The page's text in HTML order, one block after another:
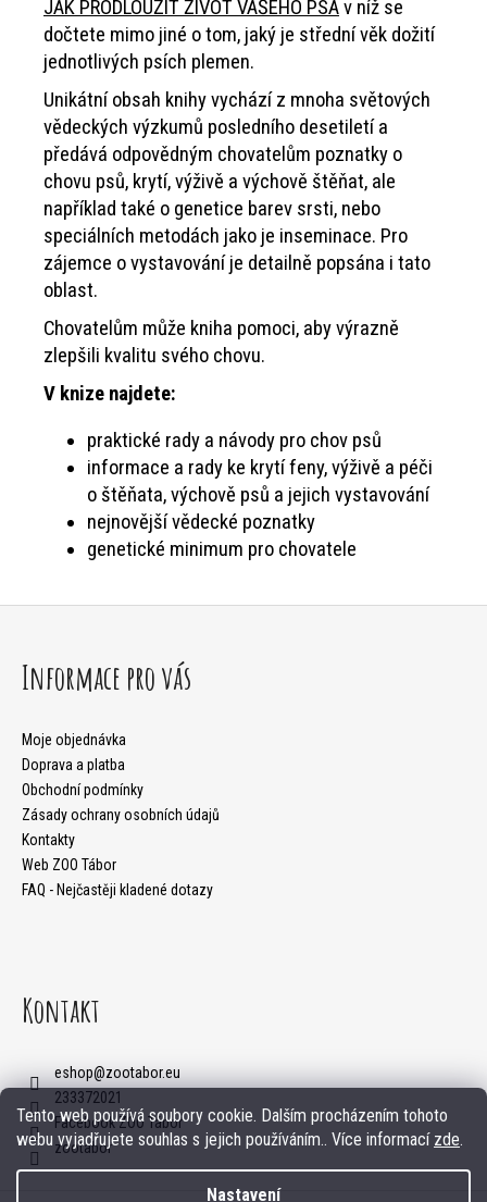
Tento web používá soubory cookie. Dalším procházením tohoto
webu vyjadřujete souhlas s jejich používáním.. Více informací zde.
Nastavení
JAK PRODLOUŽIT ŽIVOT VAŠEHO PSAv níž se
dočtete mimo jiné o tom, jaký je střední věk dožití
jednotlivých psích plemen.
Unikátní obsah knihy vychází z mnoha světových
vědeckých výzkumů posledního desetiletí a
předává odpovědným chovatelům poznatky o
chovu psů, krytí, výživě a výchově štěňat, ale
například také o genetice barev srsti, nebo
speciálních metodách jako je inseminace. Pro
zájemce o vystavování je detailně popsána i tato
oblast.
Chovatelům může kniha pomoci, aby výrazně
zlepšili kvalitu svého chovu.
V knize najdete:
praktické rady a návody pro chov psů
informace a rady ke krytí feny, výživě a péči
o štěňata, výchově psů a jejich vystavování
nejnovější vědecké poznatky
genetické minimum pro chovatele
Informace pro vás
Moje objednávka
Doprava a platba
Obchodní podmínky
Zásady ochrany osobních údajů
Kontakty
Web ZOO Tábor
FAQ - Nejčastěji kladené dotazy
Kontakt
eshop@zootabor.eu
233372021
Facebook ZOO Tábor
zootabor